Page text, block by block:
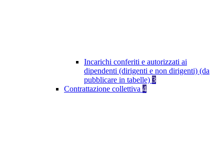
Incarichi conferiti e autorizzati ai
dipendenti (dirigenti e non dirigenti) (da
pubblicare in tabelle) 3
Contrattazione collettiva 4